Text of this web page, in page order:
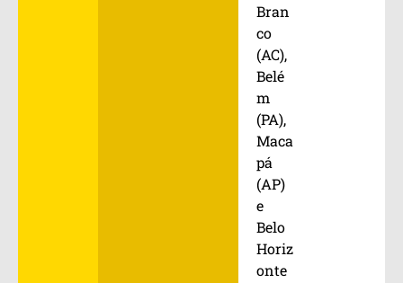
Bran
co
(AC),
Belé
m
(PA),
Maca
pá
(AP)
e
Belo
Horiz
onte